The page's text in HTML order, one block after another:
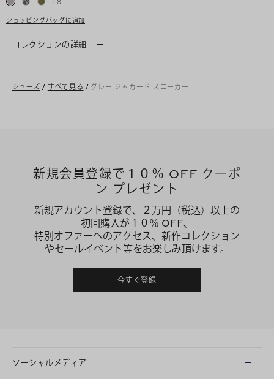
+8
ショッピングバッグに追加
コレクションの詳細
シューズ / すべて見る / グレー ジャカード スニーカー
新規会員登録で１０％ OFF クーポ
ン プレゼント
新規アカウント登録で、２万円（税込）以上の
初回購入が１０％ OFF、
特別オファーへのアクセス、新作コレクション
やセールイベント等をお楽しみ頂けます。
今すぐ登録
ソーシャルメディア